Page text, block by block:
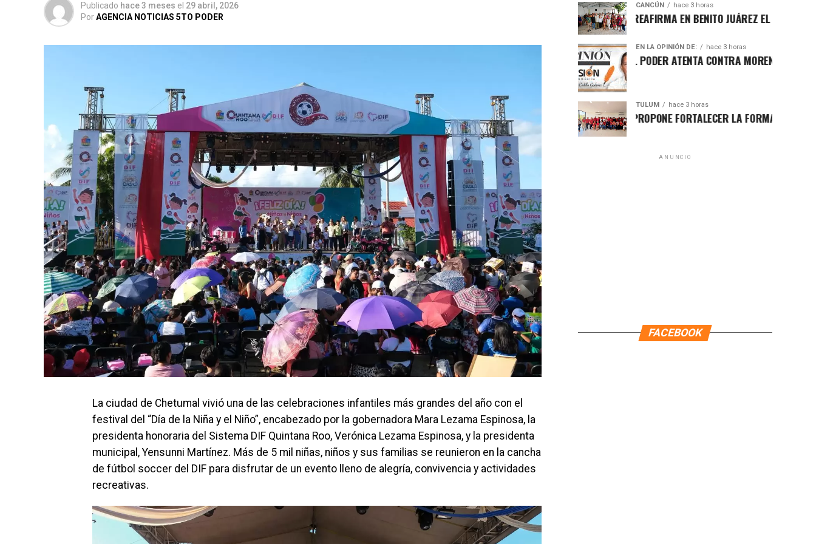
Publicado hace 3 meses el 29 abril, 2026
PorAGENCIA NOTICIAS 5TO PODER
La ciudad de Chetumal vivió una de las celebraciones infantiles más grandes del año con el
festival del “Día de la Niña y el Niño”, encabezado por la gobernadora Mara Lezama Espinosa, la
presidenta honoraria del Sistema DIF Quintana Roo, Verónica Lezama Espinosa, y la presidenta
municipal, Yensunni Martínez. Más de 5 mil niñas, niños y sus familias se reunieron en la cancha
de fútbol soccer del DIF para disfrutar de un evento lleno de alegría, convivencia y actividades
recreativas.
CANCÚN hace 3 horas
RAFA MARÍN REAFIRMA EN BENITO JUÁREZ EL LLAMADO A
EN LA OPINIÓN DE: hace 3 horas
LUCHA POR EL PODER ATENTA CONTRA MORENA EN Q.ROO
TULUM hace 3 horas
HUGO ALDAY PROPONE FORTALECER LA FORMACIÓN POLÍTICA
ANUNCIO
FACEBOOK